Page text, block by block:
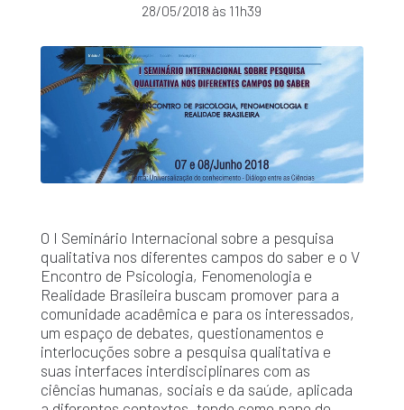
28/05/2018 às 11h39
O I Seminário Internacional sobre a pesquisa
qualitativa nos diferentes campos do saber e o V
Encontro de Psicologia, Fenomenologia e
Realidade Brasileira buscam promover para a
comunidade acadêmica e para os interessados,
um espaço de debates, questionamentos e
interlocuções sobre a pesquisa qualitativa e
suas interfaces interdisciplinares com as
ciências humanas, sociais e da saúde, aplicada